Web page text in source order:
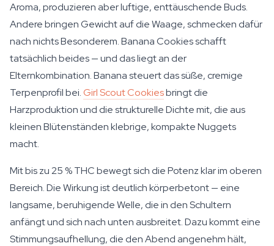
Aroma, produzieren aber luftige, enttäuschende Buds.
Andere bringen Gewicht auf die Waage, schmecken dafür
nach nichts Besonderem. Banana Cookies schafft
tatsächlich beides — und das liegt an der
Elternkombination. Banana steuert das süße, cremige
Terpenprofil bei.Girl Scout Cookiesbringt die
Harzproduktion und die strukturelle Dichte mit, die aus
kleinen Blütenständen klebrige, kompakte Nuggets
macht.
Mit bis zu 25 % THC bewegt sich die Potenz klar im oberen
Bereich. Die Wirkung ist deutlich körperbetont — eine
langsame, beruhigende Welle, die in den Schultern
anfängt und sich nach unten ausbreitet. Dazu kommt eine
Stimmungsaufhellung, die den Abend angenehm hält,